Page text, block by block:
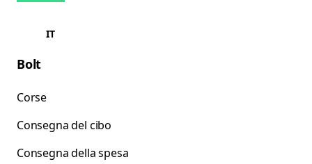
IT
Bolt
Corse
Consegna del cibo
Consegna della spesa